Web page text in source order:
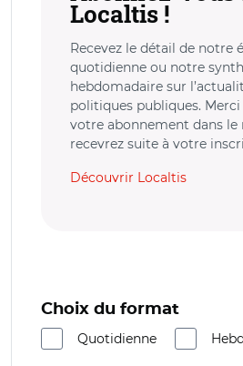
Localtis !
Recevez le détail de notre
quotidienne ou notre
hebdomadaire sur
politiques publiques.
votre abonnement dans le
recevrez suite à votre
Découvrir Localtis
Choix du format
Quotidienne